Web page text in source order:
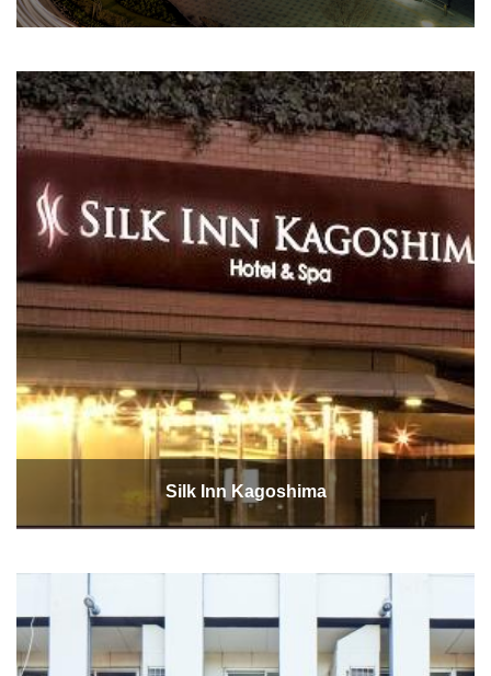
Silk Inn Kagoshima